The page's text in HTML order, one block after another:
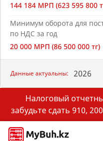
144 184 МРП (623 595 800
Минимум оборота для
по НДС за год
20 000 МРП (86 500 000 тг)
Данные актуальны: 2026
Налоговый
забудьте сдать 910,